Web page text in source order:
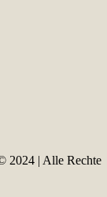
2024 | Alle Rechte